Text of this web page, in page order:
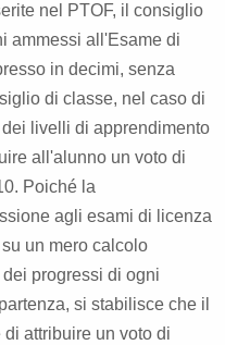
nel PTOF, il consiglio
ammessi all'Esame di
in decimi, senza
di classe, nel caso di
livelli di apprendimento
all'alunno un voto di
Poiché la
agli esami di licenza
un mero calcolo
progressi di ogni
si stabilisce che il
attribuire un voto di